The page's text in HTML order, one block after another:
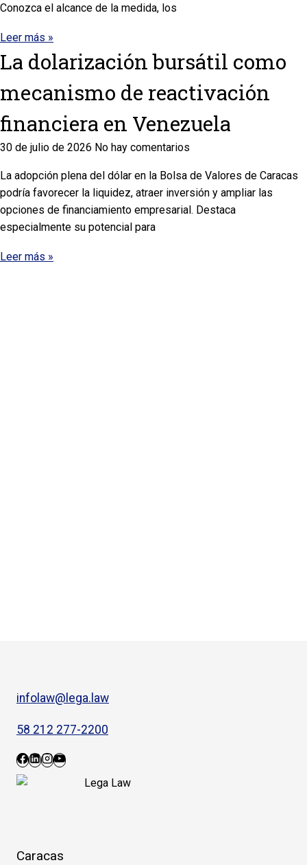
Conozca el alcance de la medida, los
Leer más »
La dolarización bursátil como
mecanismo de reactivación
financiera en Venezuela
30 de julio de 2026 No hay comentarios
La adopción plena del dólar en la Bolsa de Valores de Caracas
podría favorecer la liquidez, atraer inversión y ampliar las
opciones de financiamiento empresarial. Destaca
especialmente su potencial para
Leer más »
infolaw@lega.law
58 212 277-2200
Caracas